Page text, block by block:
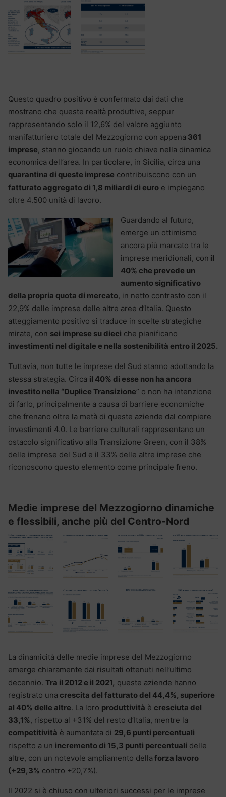
Questo quadro positivo è confermato dai dati che
mostrano che queste realtà produttive, seppur
rappresentando solo il 12,6% del valore aggiunto
manifatturiero totale del Mezzogiorno con appena 361
imprese, stanno giocando un ruolo chiave nella dinamica
economica dell’area. In particolare, in Sicilia, circa una
quarantina di queste imprese contribuiscono con un
fatturato aggregato di 1,8 miliardi di euro e impiegano
oltre 4.500 unità di lavoro.
Guardando al futuro,
emerge un ottimismo
ancora più marcato tra le
imprese meridionali, con il
40% che prevede un
aumento significativo
della propria quota di mercato, in netto contrasto con il
22,9% delle imprese delle altre aree d’Italia. Questo
atteggiamento positivo si traduce in scelte strategiche
mirate, con sei imprese su dieci che pianificano
investimenti nel digitale e nella sostenibilità entro il 2025.
Tuttavia, non tutte le imprese del Sud stanno adottando la
stessa strategia. Circa il 40% di esse non ha ancora
investito nella “Duplice Transizione” o non ha intenzione
di farlo, principalmente a causa di barriere economiche
che frenano oltre la metà di queste aziende dal compiere
investimenti 4.0. Le barriere culturali rappresentano un
ostacolo significativo alla Transizione Green, con il 38%
delle imprese del Sud e il 33% delle altre imprese che
riconoscono questo elemento come principale freno.
Medie imprese del Mezzogiorno dinamiche
e flessibili, anche più del Centro-Nord
La dinamicità delle medie imprese del Mezzogiorno
emerge chiaramente dai risultati ottenuti nell’ultimo
decennio. Tra il 2012 e il 2021, queste aziende hanno
registrato una crescita del fatturato del 44,4%, superiore
al 40% delle altre. La loro produttività è cresciuta del
33,1%, rispetto al +31% del resto d’Italia, mentre la
competitività è aumentata di 29,6 punti percentuali
rispetto a un incremento di 15,3 punti percentuali delle
altre, con un notevole ampliamento della forza lavoro
(+29,3% contro +20,7%).
Il 2022 si è chiuso con ulteriori successi per le imprese